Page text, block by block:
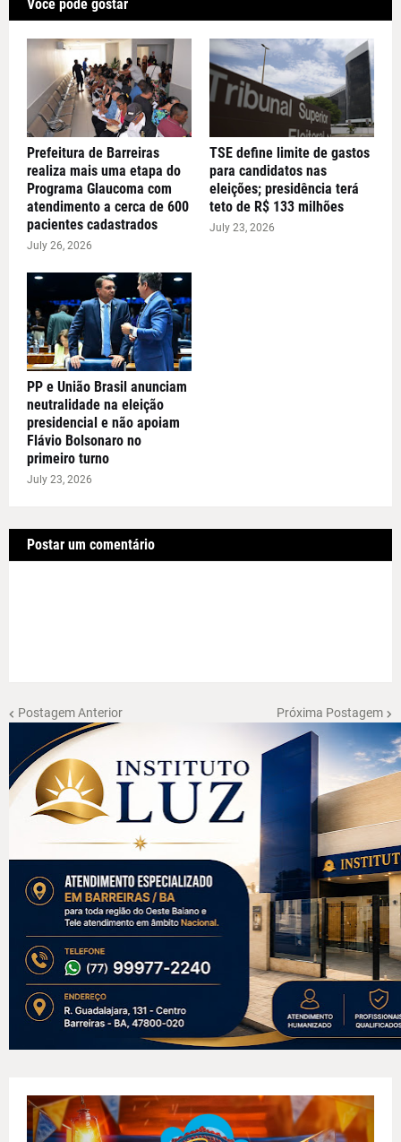
Você pode gostar
Prefeitura de Barreiras
realiza mais uma etapa do
Programa Glaucoma com
atendimento a cerca de 600
pacientes cadastrados
July 26, 2026
TSE define limite de gastos
para candidatos nas
eleições; presidência terá
teto de R$ 133 milhões
July 23, 2026
PP e União Brasil anunciam
neutralidade na eleição
presidencial e não apoiam
Flávio Bolsonaro no
primeiro turno
July 23, 2026
Postar um comentário
Postagem Anterior Próxima Postagem